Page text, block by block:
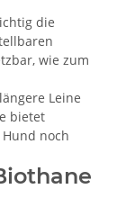
die
wie zum
Leine
bietet
noch